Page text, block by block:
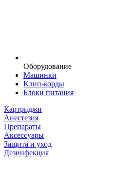
Оборудование
Машинки
Клип-корды
Блоки питания
Картриджи
Анестезия
Препараты
Аксессуары
Защита и уход
Дезинфекция